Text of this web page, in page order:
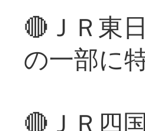
🔴ＪＲ東
の一部に
🔴ＪＲ四